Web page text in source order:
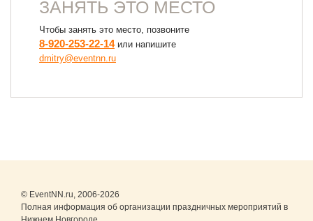
ЗАНЯТЬ ЭТО МЕСТО
Чтобы занять это место, позвоните
8-920-253-22-14или напишите
dmitry@eventnn.ru
© EventNN.ru, 2006-2026
Полная информация об организации праздничных мероприятий в